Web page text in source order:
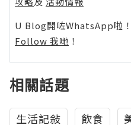
U Blog開咗WhatsApp啦
Follow 我哋 ！
相關話題
生活記敍 飲食